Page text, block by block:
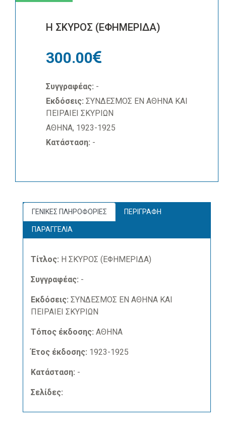
Η ΣΚΥΡΟΣ (ΕΦΗΜΕΡΙΔΑ)
300.00
Συγγραφέας: -
Εκδόσεις: ΣΥΝΔΕΣΜΟΣ ΕΝ ΑΘΗΝΑ ΚΑΙ
ΠΕΙΡΑΙΕΙ ΣΚΥΡΙΩΝ
ΑΘΗΝΑ, 1923-1925
Κατάσταση: -
ΓΕΝΙΚΕΣ ΠΛΗΡΟΦΟΡΙΕΣ ΠΕΡΙΓΡΑΦΗ
ΠΑΡΑΓΓΕΛΙΑ
Τίτλος: Η ΣΚΥΡΟΣ (ΕΦΗΜΕΡΙΔΑ)
Συγγραφέας: -
Εκδόσεις: ΣΥΝΔΕΣΜΟΣ ΕΝ ΑΘΗΝΑ ΚΑΙ
ΠΕΙΡΑΙΕΙ ΣΚΥΡΙΩΝ
Τόπος έκδοσης: ΑΘΗΝΑ
Έτος έκδοσης: 1923-1925
Κατάσταση: -
Σελίδες: